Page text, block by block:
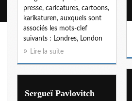
presse, caricatures, cartoons,
karikaturen, auxquels sont
associés les mots-clef
suivants : Londres, London
Lire la suite
Sergueï Pavlovitch